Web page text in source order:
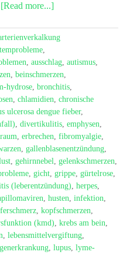
[Read more...]
,
, ausschlag, autismus,
, beinschmerzen,
hydrose, bronchitis,
, chlamidien, chronische
ulcerosa dengue fieber,
, divertikulitis, emphysen,
, erbrechen, fibromyalgie,
, gallenblasenentzündung,
, gehirnnebel, gelenkschmerzen,
, gicht, grippe, gürtelrose,
(leberentzündung), herpes,
, husten, infektion,
, kopfschmerzen,
(kmd), krebs am bein,
, lebensmittelvergiftung,
, lupus, lyme-